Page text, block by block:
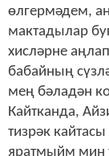
өлгермәдем,
мактадылар
хисләрне
бабайның
мең бәладән
Кайтканда,
тизрәк
яратмыйм мин